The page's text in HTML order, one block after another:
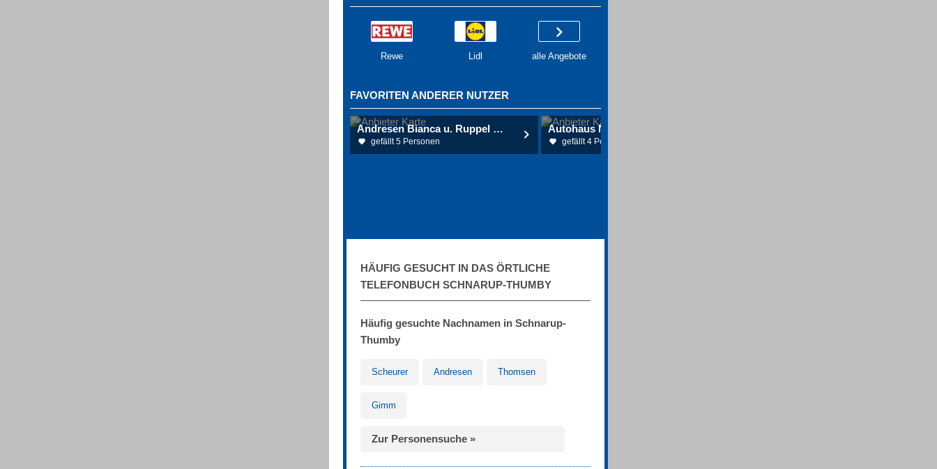
Rewe Lidl alle Angebote
FAVORITEN ANDERER NUTZER
Andresen Bianca u. Ruppel Michael Dr.
gefällt 5 Personen gefällt 4 Personen
HÄUFIG GESUCHT IN DAS ÖRTLICHE
TELEFONBUCH SCHNARUP-THUMBY
Häufig gesuchte Nachnamen in Schnarup-
Thumby
Scheurer Andresen Thomsen
Gimm
Zur Personensuche »